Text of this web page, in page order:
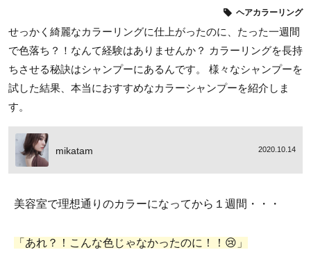
ヘアカラーリング
せっかく綺麗なカラーリングに仕上がったのに、たった一週間
で色落ち？！なんて経験はありませんか？ カラーリングを長持
ちさせる秘訣はシャンプーにあるんです。 様々なシャンプーを
試した結果、本当におすすめなカラーシャンプーを紹介しま
す。
mikatam 2020.10.14
美容室で理想通りのカラーになってから１週間・・・
「あれ？！こんな色じゃなかったのに！！😢」